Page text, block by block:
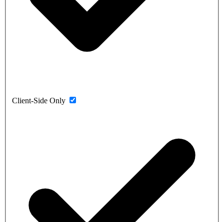
Client-Side Only